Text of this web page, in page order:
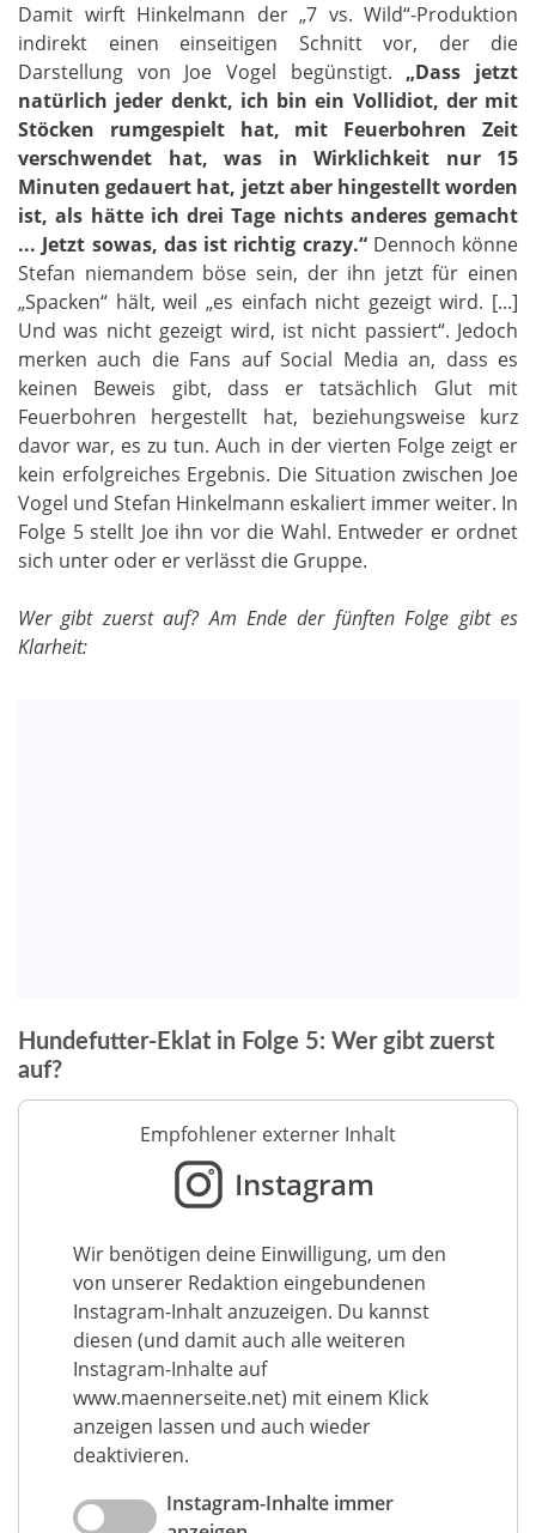
Damit wirft Hinkelmann der „7 vs. Wild“-Produktion
indirekt einen einseitigen Schnitt vor, der die
Darstellung von Joe Vogel begünstigt. „Dass jetzt
natürlich jeder denkt, ich bin ein Vollidiot, der mit
Stöcken rumgespielt hat, mit Feuerbohren Zeit
verschwendet hat, was in Wirklichkeit nur 15
Minuten gedauert hat, jetzt aber hingestellt worden
ist, als hätte ich drei Tage nichts anderes gemacht
... Jetzt sowas, das ist richtig crazy.“Dennoch könne
Stefan niemandem böse sein, der ihn jetzt für einen
„Spacken“ hält, weil „es einfach nicht gezeigt wird. [...]
Und was nicht gezeigt wird, ist nicht passiert“. Jedoch
merken auch die Fans auf Social Media an, dass es
keinen Beweis gibt, dass er tatsächlich Glut mit
Feuerbohren hergestellt hat, beziehungsweise kurz
davor war, es zu tun. Auch in der vierten Folge zeigt er
kein erfolgreiches Ergebnis. Die Situation zwischen Joe
Vogel und Stefan Hinkelmann eskaliert immer weiter. In
Folge 5 stellt Joe ihn vor die Wahl. Entweder er ordnet
sich unter oder er verlässt die Gruppe.
Wer gibt zuerst auf? Am Ende der fünften Folge gibt es
Klarheit:
Hundefutter-Eklat in Folge 5: Wer gibt zuerst
auf?
Empfohlener externer Inhalt
Instagram
Wir benötigen deine Einwilligung, um den
von unserer Redaktion eingebundenen
Instagram-Inhalt anzuzeigen. Du kannst
diesen (und damit auch alle weiteren
Instagram-Inhalte auf
www.maennerseite.net) mit einem Klick
anzeigen lassen und auch wieder
deaktivieren.
Instagram-Inhalte immer